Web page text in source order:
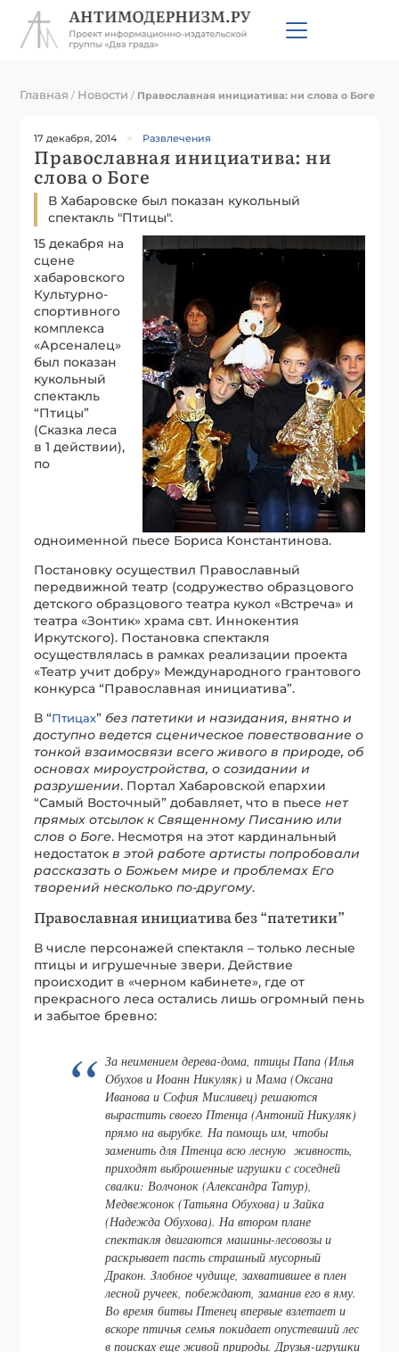
Главная / Новости / Православная инициатива: ни слова о Боге
17 декабря, 2014 Развлечения
Православная инициатива: ни
слова о Боге
В Хабаровске был показан кукольный
спектакль "Птицы".
15 декабря на
сцене
хабаровского
Культурно-
спортивного
комплекса
«Арсеналец»
был показан
кукольный
спектакль
“Птицы”
(Сказка леса
в 1 действии),
по
одноименной пьесе Бориса Константинова.
Постановку осуществил Православный
передвижной театр (содружество образцового
детского образцового театра кукол «Встреча» и
театра «Зонтик» храма свт. Иннокентия
Иркутского). Постановка спектакля
осуществлялась в рамках реализации проекта
«Театр учит добру» Международного грантового
конкурса “Православная инициатива”.
В “Птицах” без патетики и назидания, внятно и
доступно ведется сценическое повествование о
тонкой взаимосвязи всего живого в природе, об
основах мироустройства, о созидании и
разрушении. Портал Хабаровской епархии
“Самый Восточный” добавляет, что в пьесенет
прямых отсылок к Священному Писанию или
слов о Боге. Несмотря на этот кардинальный
недостатокв этой работе артисты попробовали
рассказать о Божьем мире и проблемах Его
творений несколько по-другому.
Православная инициатива без “патетики”
В числе персонажей спектакля – только лесные
птицы и игрушечные звери. Действие
происходит в «черном кабинете», где от
прекрасного леса остались лишь огромный пень
и забытое бревно:
За неимением дерева-дома, птицы Папа (Илья
Обухов и Иоанн Никуляк) и Мама (Оксана
Иванова и София Мисливец) решаются
вырастить своего Птенца (Антоний Никуляк)
прямо на вырубке. На помощь им, чтобы
заменить для Птенца всю лесную живность,
приходят выброшенные игрушки с соседней
свалки: Волчонок (Александра Татур),
Медвежонок (Татьяна Обухова) и Зайка
(Надежда Обухова). На втором плане
спектакля двигаются машины-лесовозы и
раскрывает пасть страшный мусорный
Дракон. Злобное чудище, захватившее в плен
лесной ручеек, побеждают, заманив его в яму.
Во время битвы Птенец впервые взлетает и
вскоре птичья семья покидает опустевший лес
в поисках еще живой природы. Друзья-игрушки